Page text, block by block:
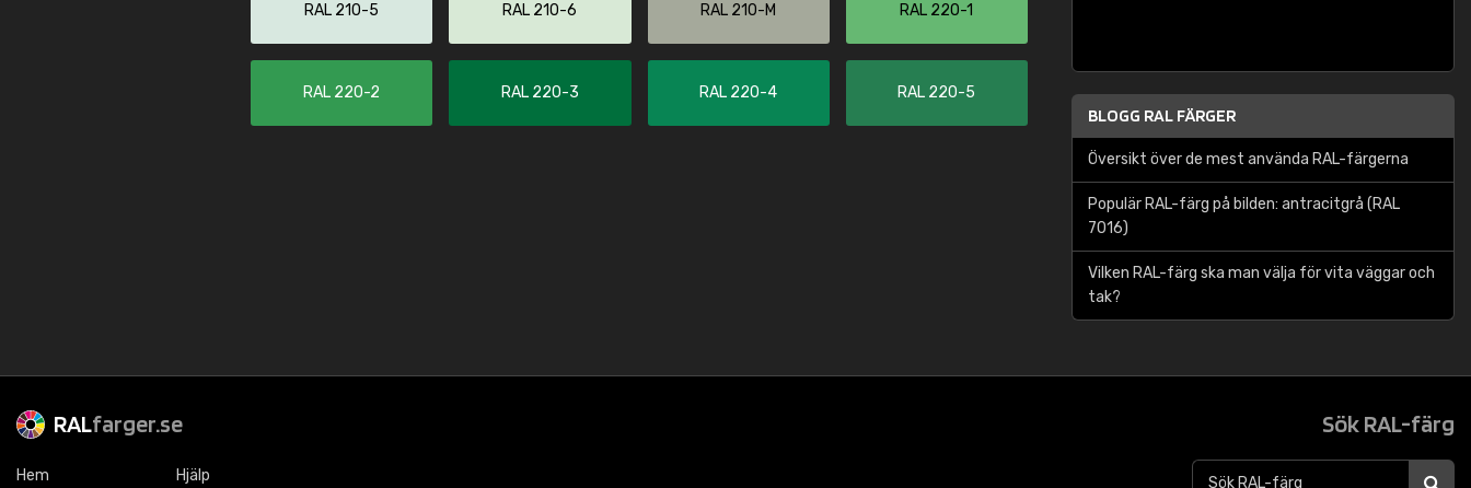
RAL 210-5 RAL 210-6 RAL 210-M RAL 220-1
RAL 220-2 RAL 220-3 RAL 220-4 RAL 220-5
BLOGG RAL FÄRGER
Översikt över de mest använda RAL-färgerna
Populär RAL-färg på bilden: antracitgrå (RAL
7016)
Vilken RAL-färg ska man välja för vita väggar och
tak?
RALfarger.se
Hem Hjälp
Sök RAL-färg